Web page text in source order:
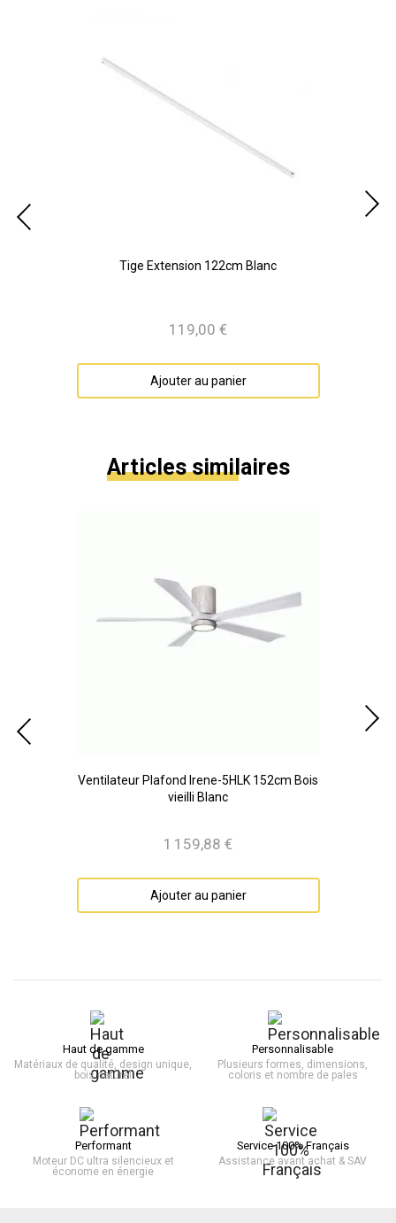
Tige Extension 122cm Blanc
Prix
119,00 €
Ajouter au panier
Articles similaires
Ventilateur Plafond Irene-5HLK 152cm Bois
vieilli Blanc
Prix
1 159,88 €
Ajouter au panier
Haut de gamme
Matériaux de qualité, design unique,
bois naturel
Personnalisable
Plusieurs formes, dimensions,
coloris et nombre de pales
Performant
Moteur DC ultra silencieux et
économe en énergie
Service 100% Français
Assistance avant achat & SAV